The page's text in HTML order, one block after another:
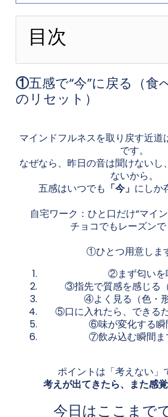
目次
①五感で“今”に戻る（食
のリセット）
マインドフルネスを取り戻す近道
です。
なぜなら、昨日の音は聞けないし
ないから。
五感はいつでも 「今」 にしか
自宅ワーク：ひと口だけ“マイ
チョコでもレーズンで
①ひとつ用意しま
②まず匂いを
③指先で質感を感じる
④よく見る（色・
⑤口に入れたら、できる
⑥味が変化する瞬
⑦飲み込む瞬間ま
ポイントは「考えない」
考えが出てきたら、また感
今日はここまで